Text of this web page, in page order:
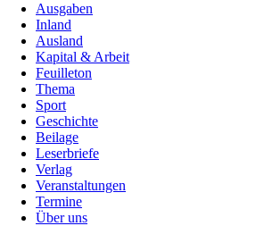
Ausgaben
Inland
Ausland
Kapital & Arbeit
Feuilleton
Thema
Sport
Geschichte
Beilage
Leserbriefe
Verlag
Veranstaltungen
Termine
Über uns